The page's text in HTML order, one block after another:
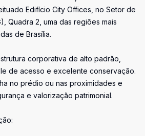
Edifício City Offices, no Setor de
Quadra 2, uma das regiões mais
de Brasília.
corporativa de alto padrão,
de acesso e excelente conservação.
no prédio ou nas proximidades e
e valorização patrimonial.